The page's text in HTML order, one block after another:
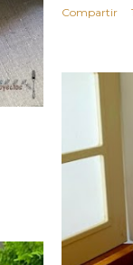
Compartir